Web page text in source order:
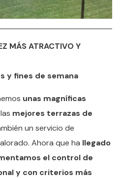
MÁS ATRACTIVO Y
y fines de semana
unas magníficas
mejores terrazas de
un servicio de
Ahora que ha llegado
el control de
y con criterios más